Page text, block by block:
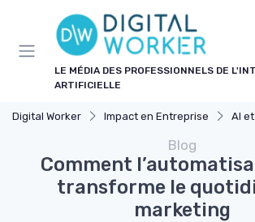
LE MÉDIA DES PROFESSIONNELS DE
ARTIFICIELLE
Digital Worker Impact en Entreprise AI
Blog
Comment
transforme le
marketing